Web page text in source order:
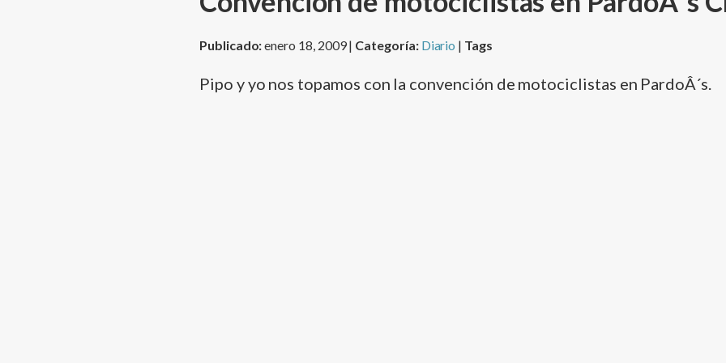
Publicado:enero 18, 2009 | Categoría: Diario | Tags
Pipo y yo nos topamos con la convención de motociclistas en PardoÂ´s.